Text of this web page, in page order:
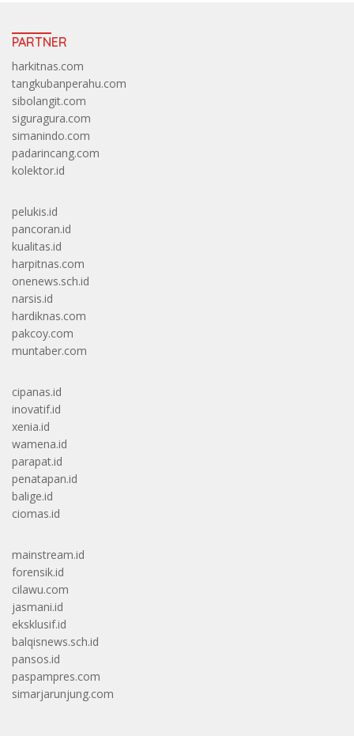
PARTNER
harkitnas.com
tangkubanperahu.com
sibolangit.com
siguragura.com
simanindo.com
padarincang.com
kolektor.id
pelukis.id
pancoran.id
kualitas.id
harpitnas.com
onenews.sch.id
narsis.id
hardiknas.com
pakcoy.com
muntaber.com
cipanas.id
inovatif.id
xenia.id
wamena.id
parapat.id
penatapan.id
balige.id
ciomas.id
mainstream.id
forensik.id
cilawu.com
jasmani.id
eksklusif.id
balqisnews.sch.id
pansos.id
paspampres.com
simarjarunjung.com